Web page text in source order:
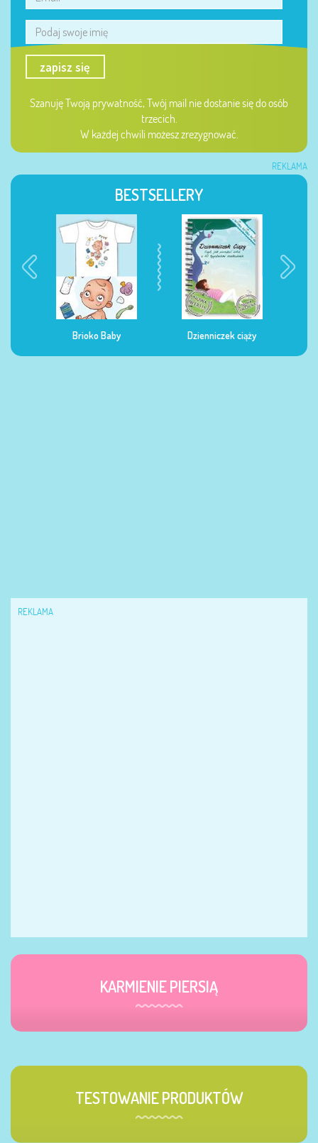
zapisz się
Szanuję Twoją prywatność, Twój mail nie dostanie się do osób
trzecich.
W każdej chwili możesz zrezygnować.
REKLAMA
BESTSELLERY
Dzienniczek ciąży Dzienniczek żywienia
REKLAMA
KARMIENIE PIERSIĄ
TESTOWANIE PRODUKTÓW